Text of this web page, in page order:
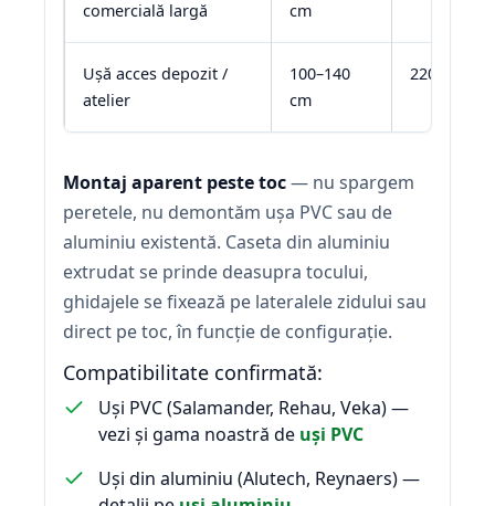
comercială largă cm
Ușă acces depozit /
atelier
100–140
cm
220–250
Montaj aparent peste toc— nu spargem
peretele, nu demontăm ușa PVC sau de
aluminiu existentă. Caseta din aluminiu
extrudat se prinde deasupra tocului,
ghidajele se fixează pe lateralele zidului sau
direct pe toc, în funcție de configurație.
Compatibilitate confirmată:
Uși PVC (Salamander, Rehau, Veka) —
vezi și gama noastră de uși PVC
Uși din aluminiu (Alutech, Reynaers) —